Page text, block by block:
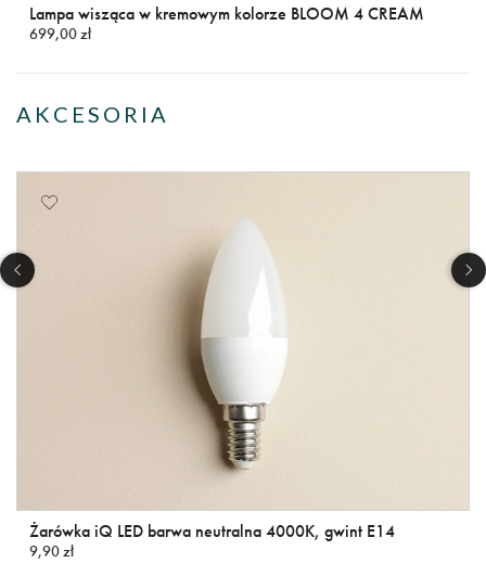
Lampa wisząca w kremowym kolorze BLOOM 4 CREAM
699,00 zł
AKCESORIA
Żarówka iQ LED barwa neutralna 4000K, gwint E14
9,90 zł